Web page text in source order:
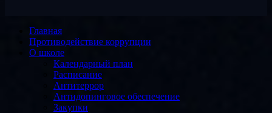
Главная
Противодействие коррупции
О школе
Календарный план
Расписание
Антитеррор
Антидопинговое обеспечение
Закупки